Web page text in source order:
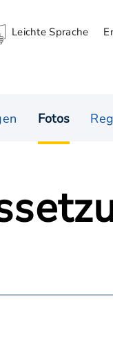
Leichte Sprache
Fotos